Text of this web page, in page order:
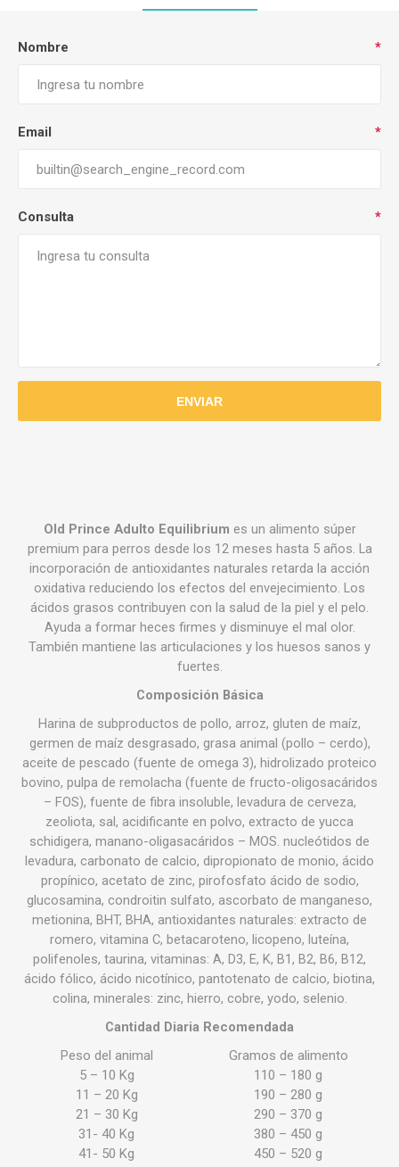
Nombre *
Email *
Consulta *
Old Prince Adulto Equilibrium es un alimento súper
premium para perros desde los 12 meses hasta 5 años. La
incorporación de antioxidantes naturales retarda la acción
oxidativa reduciendo los efectos del envejecimiento. Los
ácidos grasos contribuyen con la salud de la piel y el pelo.
Ayuda a formar heces firmes y disminuye el mal olor.
También mantiene las articulaciones y los huesos sanos y
fuertes.
Composición Básica
Harina de subproductos de pollo, arroz, gluten de maíz,
germen de maíz desgrasado, grasa animal (pollo – cerdo),
aceite de pescado (fuente de omega 3), hidrolizado proteico
bovino, pulpa de remolacha (fuente de fructo-oligosacáridos
– FOS), fuente de fibra insoluble, levadura de cerveza,
zeoliota, sal, acidificante en polvo, extracto de yucca
schidigera, manano-oligasacáridos – MOS. nucleótidos de
levadura, carbonato de calcio, dipropionato de monio, ácido
propínico, acetato de zinc, pirofosfato ácido de sodio,
glucosamina, condroitin sulfato, ascorbato de manganeso,
metionina, BHT, BHA, antioxidantes naturales: extracto de
romero, vitamina C, betacaroteno, licopeno, luteína,
polifenoles, taurina, vitaminas: A, D3, E, K, B1, B2, B6, B12,
ácido fólico, ácido nicotínico, pantotenato de calcio, biotina,
colina, minerales: zinc, hierro, cobre, yodo, selenio.
Cantidad Diaria Recomendada
Peso del animal
Gramos de alimento
5 – 10 Kg
110 – 180 g
11 – 20 Kg
190 – 280 g
21 – 30 Kg
290 – 370 g
31- 40 Kg
380 – 450 g
41- 50 Kg
450 – 520 g